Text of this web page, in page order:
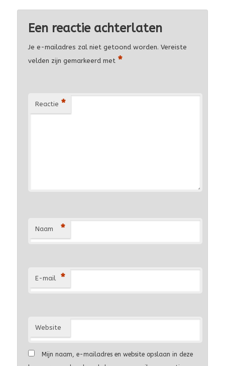
Een reactie achterlaten
Je e-mailadres zal niet getoond worden. Vereiste
velden zijn gemarkeerd met *
Reactie *
Naam *
E-mail *
Website
Mijn naam, e-mailadres en website opslaan in deze